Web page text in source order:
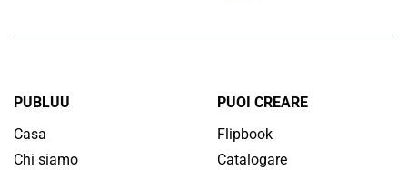
PUBLUU
Casa
Chi siamo
PUOI CREARE
Flipbook
Catalogare